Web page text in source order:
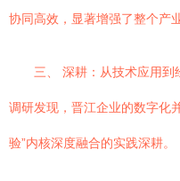
协同高效，显著增强了整个产
三、 深耕：从技术应用到
调研发现，晋江企业的数字化
验”内核深度融合的实践深耕。